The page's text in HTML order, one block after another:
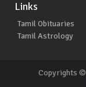
Links
Tamil Obituaries
Tamil Astrology
Copyrights